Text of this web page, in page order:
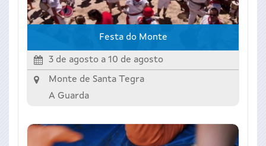
Festa do Monte
3 de agosto a 10 de agosto
Monte de Santa Tegra
A Guarda